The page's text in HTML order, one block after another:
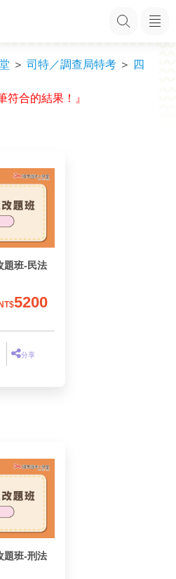
＞司特／調查局特考 ＞
四
符合的結果！』
題班-民法
NT$5200
分享
題班-刑法